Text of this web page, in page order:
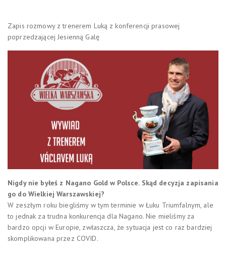
Zapis rozmowy z trenerem Luką z konferencji prasowej
poprzedzającej Jesienną Galę
Nigdy nie byłeś z Nagano Gold w Polsce. Skąd decyzja zapisania
go do Wielkiej Warszawskiej?
W zeszłym roku biegliśmy w tym terminie w Łuku Triumfalnym, ale
to jednak za trudna konkurencja dla Nagano. Nie mieliśmy za
bardzo opcji w Europie, zwłaszcza, że sytuacja jest co raz bardziej
skomplikowana przez COVID.